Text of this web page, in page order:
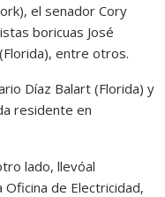
el senador Cory
boricuas José
entre otros.
Díaz Balart (Florida) y
residente en
lado, llevóal
de Electricidad,